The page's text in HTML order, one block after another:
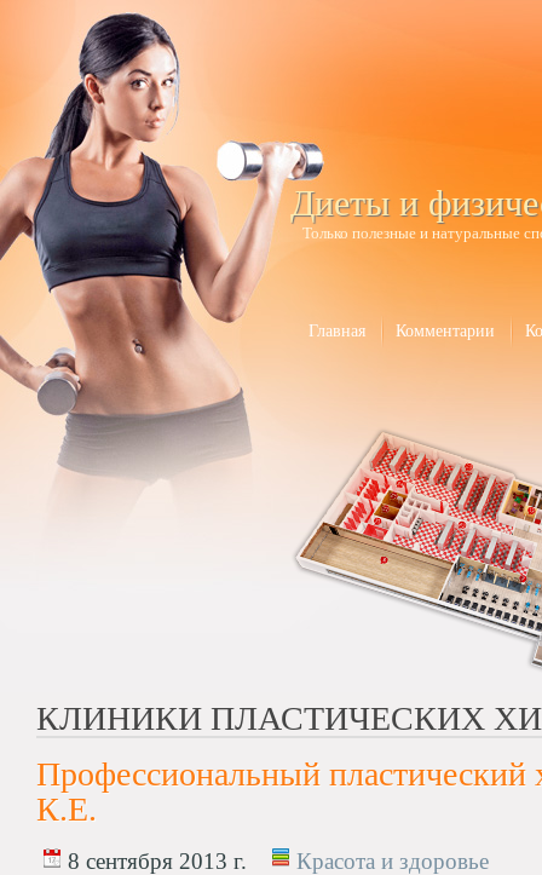
Диеты и
Только полезные и натуральные
Главная Комментарии
КЛИНИКИ ПЛАСТИЧЕСКИХ
Профессиональный
К.Е.
8 сентября 2013 г. Красота и здоровье